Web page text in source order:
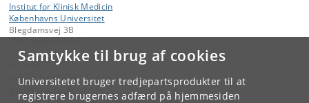
Samtykke til brug af cookies
Universitetet bruger tredjepartsprodukter til at
registrere brugernes adfærd på hjemmesiden
Institut for Klinisk Medicin
Københavns Universitet
Blegdamsvej 3B
Institut for Klinisk Medicin